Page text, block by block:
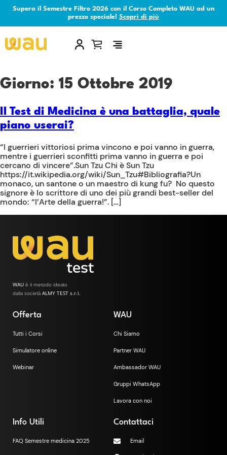
Supera il Semestre Filtro 2026 con il Corso Completo WAU ad un
prezzo speciale! Scopri di più
×
Giorno: 15 Ottobre 2019
Il Test di Medicina è una battaglia, quale
piano userai?
“I guerrieri vittoriosi prima vincono e poi vanno in guerra,
mentre i guerrieri sconfitti prima vanno in guerra e poi
cercano di vincere”.Sun Tzu Chi è Sun Tzu
https://it.wikipedia.org/wiki/Sun_Tzu#Bibliografia?Un
monaco, un santone o un maestro di kung fu? No questo
signore è lo scrittore di uno dei più grandi best-seller del
mondo: “l’Arte della guerra!”. […]
WAU è il metodo ideato
dalla società ALMY TEST s.r.l.
Offerta
Tutti i Corsi
Simulatore online
Webinar
WAU
Chi Siamo
Partner WAU
Ambassador WAU
Gruppi WhatsApp
Lavora con noi
Info Utili
FAQ Semestre medicina 2025
Contattaci
Email